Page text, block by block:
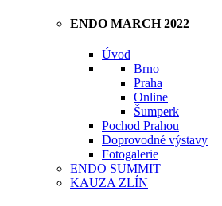
ENDO MARCH 2022
Úvod
Brno
Praha
Online
Šumperk
Pochod Prahou
Doprovodné výstavy
Fotogalerie
ENDO SUMMIT
KAUZA ZLÍN